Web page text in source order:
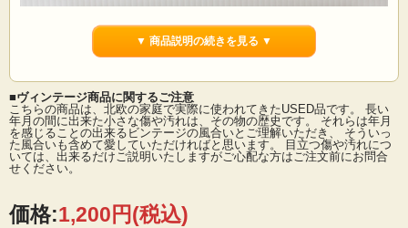
▼ 商品説明の続きを見る ▼
■ヴィンテージ商品に関するご注意
こちらの商品は、北欧の家庭で実際に使われてきたUSED品です。 長い
年月の間に出来た小さな傷や汚れは、その物の歴史です。 それらは年月
を感じることの出来るビンテージの風合いとご理解いただき、 そういっ
た風合いも含めて愛していただければと思います。 目立つ傷や汚れにつ
いては、出来るだけご説明いたしますがご心配な方はご注文前にお問合
せください。
価格:1,200円(税込)